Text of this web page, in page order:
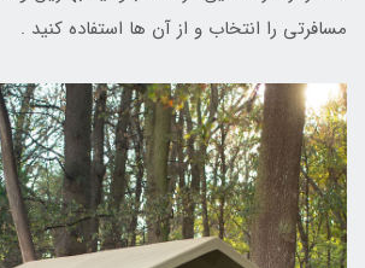
مسافرتی را انتخاب و از آن ها استفاده کنید .